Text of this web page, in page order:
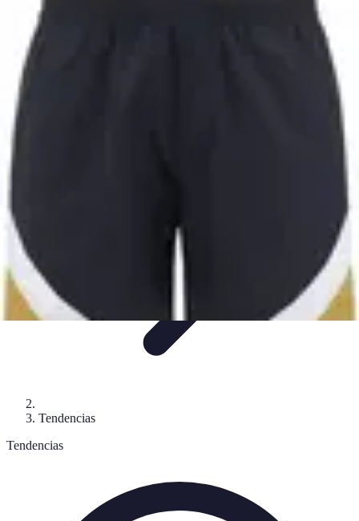
Moda Hombre
Abrigos y Chaquetas
Estilo
Tendencias
Tendencias